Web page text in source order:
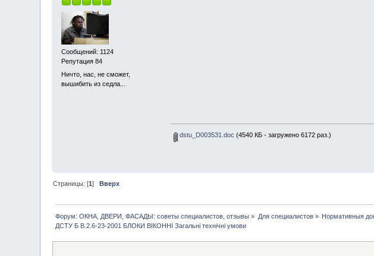
Сообщений: 1124
Репутация 84
Ничто, нас, не сможет,
вышибить из седла...
dstu_D003531.doc (4540 КБ - загружено 6172 раз.)
Страницы: [1]Вверх
Форум: ОКНА, ДВЕРИ, ФАСАДЫ: советы специалистов, отзывы » Для специалистов» Нормативныя
ДСТУ Б В.2.6-23-2001 БЛОКИ ВІКОННІ Загальні технічні умови